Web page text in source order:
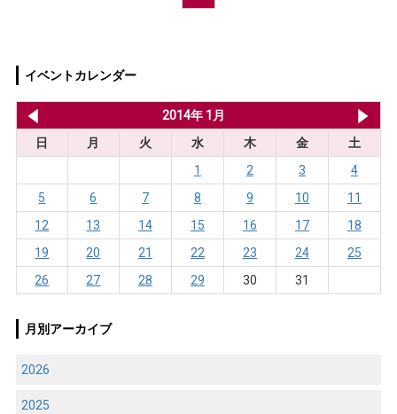
イベントカレンダー
2014年 1月
日
月 火 水 木 金
土
1
2 3
4
5
6 7 8 9 10
11
12
13 14 15 16 17
18
19
20 21 22 23 24
25
26
27 28 29 30 31
月別アーカイブ
2026
2025